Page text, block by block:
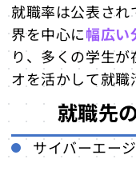
就職率は公表さ
界を中心に幅広い
り、多くの学生
オを活かして就職
就職先
サイバーエー